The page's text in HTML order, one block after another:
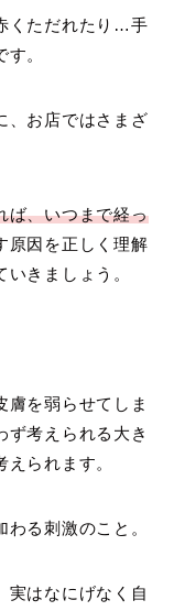
くただれたり…手
。
、お店ではさまざ
ば、いつまで経っ
原因を正しく理解
きましょう。
膚を弱らせてしま
ず考えられる大き
られます。
る刺激のこと。
実はなにげなく自